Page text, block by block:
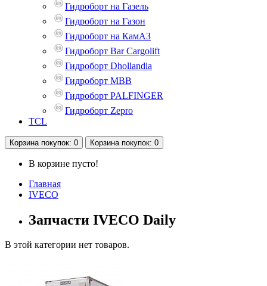
Гидроборт на Газель
Гидроборт на Газон
Гидроборт на КамАЗ
Гидроборт Bar Cargolift
Гидроборт Dhollandia
Гидроборт MBB
Гидроборт PALFINGER
Гидроборт Zepro
TCL
Корзина покупок: 0 Корзина покупок: 0
В корзине пусто!
Главная
IVECO
Запчасти IVECO Daily
В этой категории нет товаров.